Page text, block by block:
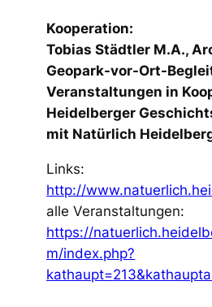
Kooperation:
Tobias Städtler M.A.,
Geopark-vor-Ort-
Veranstaltungen in
Heidelberger
mit Natürlich
Links:
http://
alle Veranstaltungen:
https://
m/index.php?